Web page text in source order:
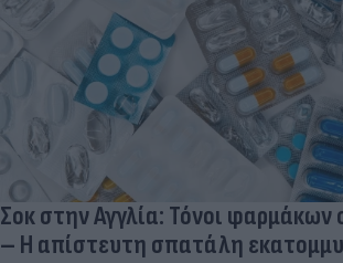
Σοκ στην Αγγλία: Τόνοι φαρμάκων
– Η απίστευτη σπατάλη